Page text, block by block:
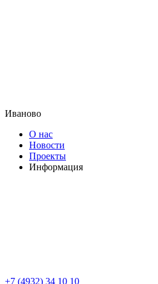
Иваново
О нас
Новости
Проекты
Информация
+7 (4932) 34 10 10